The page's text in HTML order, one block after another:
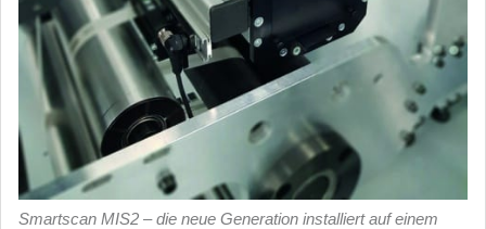
Smartscan MIS2 – die neue Generation installiert auf einem